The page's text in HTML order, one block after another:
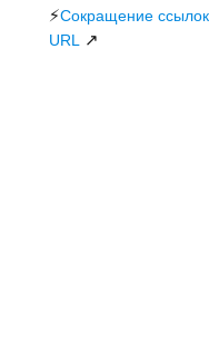
⚡Сокращение ссылок
URL
↗